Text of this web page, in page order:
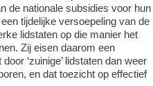
de nationale subsidies voor hun
tijdelijke versoepeling van de
lidstaten op die manier het
Zij eisen daarom een
‘zuinige’ lidstaten dan weer
en dat toezicht op effectief